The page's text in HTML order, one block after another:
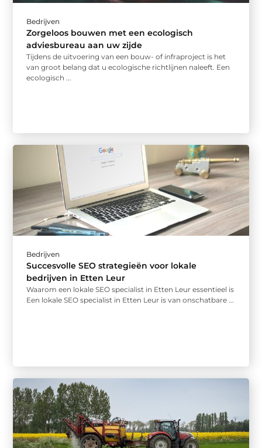
Bedrijven
Zorgeloos bouwen met een ecologisch
adviesbureau aan uw zijde
Tijdens de uitvoering van een bouw- of infraproject is het
van groot belang dat u ecologische richtlijnen naleeft. Een
ecologisch ...
Bedrijven
Succesvolle SEO strategieën voor lokale
bedrijven in Etten Leur
Waarom een lokale SEO specialist in Etten Leur essentieel is
Een lokale SEO specialist in Etten Leur is van onschatbare ...